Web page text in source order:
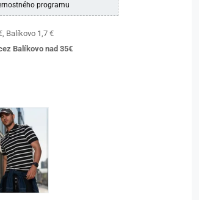
programu
Balíkovo 1,7 €
Balíkovo nad 35€